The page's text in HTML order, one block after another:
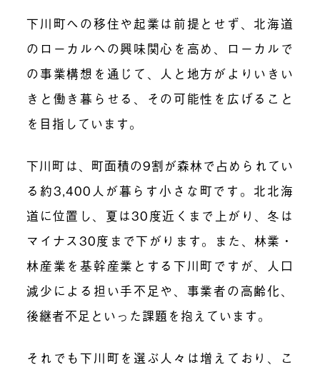
下川町への移住や起業は前提とせず、北海道
のローカルへの興味関心を高め、ローカルで
の事業構想を通じて、人と地方がよりいきい
きと働き暮らせる、その可能性を広げること
を目指しています。
下川町は、町面積の9割が森林で占められてい
る約3,400人が暮らす小さな町です。北北海
道に位置し、夏は30度近くまで上がり、冬は
マイナス30度まで下がります。また、林業・
林産業を基幹産業とする下川町ですが、人口
減少による担い手不足や、事業者の高齢化、
後継者不足といった課題を抱えています。
それでも下川町を選ぶ人々は増えており、こ